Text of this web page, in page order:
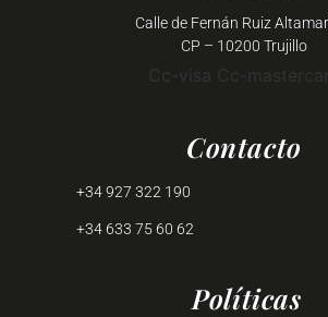
Calle de Fernán Ruiz
CP – 10200 Trujillo
Cc-visa Cc-
Contacto
+34 927 322 190
+34 633 75 60 62
Políticas